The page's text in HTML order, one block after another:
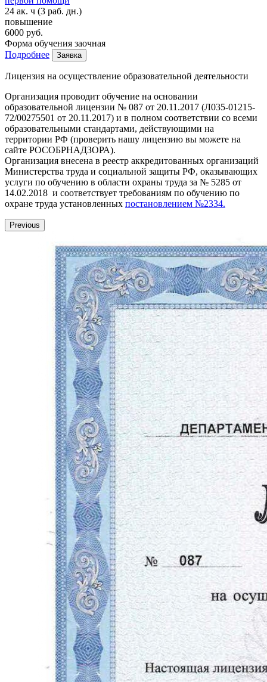
24 ак. ч (3 раб. дн.)
повышение
6000 руб.
Форма обучения заочная
Подробнее
Заявка
Лицензия на осуществление образовательной деятельности
Организация проводит обучение на основании
образовательной лицензии № 087 от 20.11.2017 (Л035-01215-
72/00275501 от 20.11.2017) и в полном соответствии со всеми
образовательными стандартами, действующими на
территории РФ (проверить нашу лицензию вы можете на
сайте РОСОБРНАДЗОРА).
Организация внесена в реестр аккредитованных организаций
Министерства труда и социальной защиты РФ, оказывающих
услуги по обучению в области охраны труда за № 5285 от
14.02.2018 и соответствует требованиям по обучению по
охране труда установленных постановлением №2334.
Previous